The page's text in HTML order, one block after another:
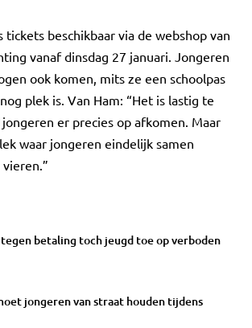
tickets beschikbaar via de webshop van
vanaf dinsdag 27 januari. Jongeren
ook komen, mits ze een schoolpas
plek is. Van Ham: “Het is lastig te
er precies op afkomen. Maar
waar jongeren eindelijk samen
betaling toch jeugd toe op verboden
jongeren van straat houden tijdens